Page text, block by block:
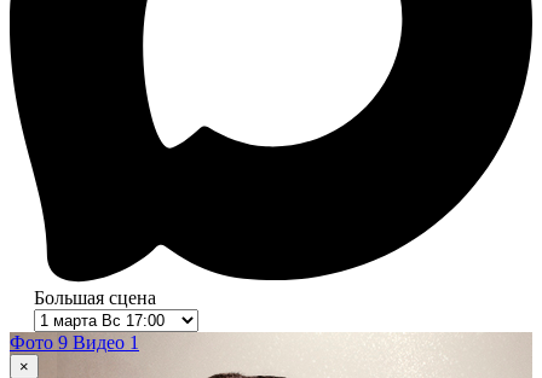
Большая сцена
Фото 9 Видео 1
×